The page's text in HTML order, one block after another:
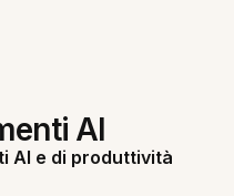
AI
AI e di produttività